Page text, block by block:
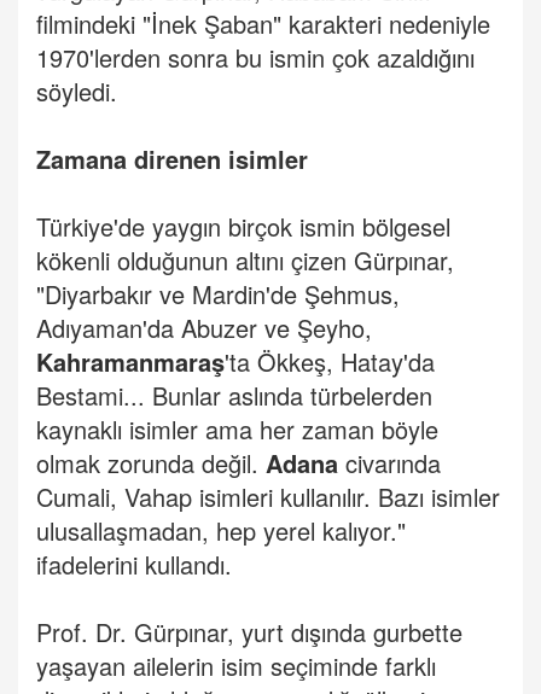
filmindeki "İnek Şaban" karakteri nedeniyle
1970'lerden sonra bu ismin çok azaldığını
söyledi.
Zamana direnen isimler
Türkiye'de yaygın birçok ismin bölgesel
kökenli olduğunun altını çizen Gürpınar,
"Diyarbakır ve Mardin'de Şehmus,
Adıyaman'da Abuzer ve Şeyho,
Kahramanmaraş'ta Ökkeş, Hatay'da
Bestami... Bunlar aslında türbelerden
kaynaklı isimler ama her zaman böyle
olmak zorunda değil. Adana civarında
Cumali, Vahap isimleri kullanılır. Bazı isimler
ulusallaşmadan, hep yerel kalıyor."
ifadelerini kullandı.
Prof. Dr. Gürpınar, yurt dışında gurbette
yaşayan ailelerin isim seçiminde farklı